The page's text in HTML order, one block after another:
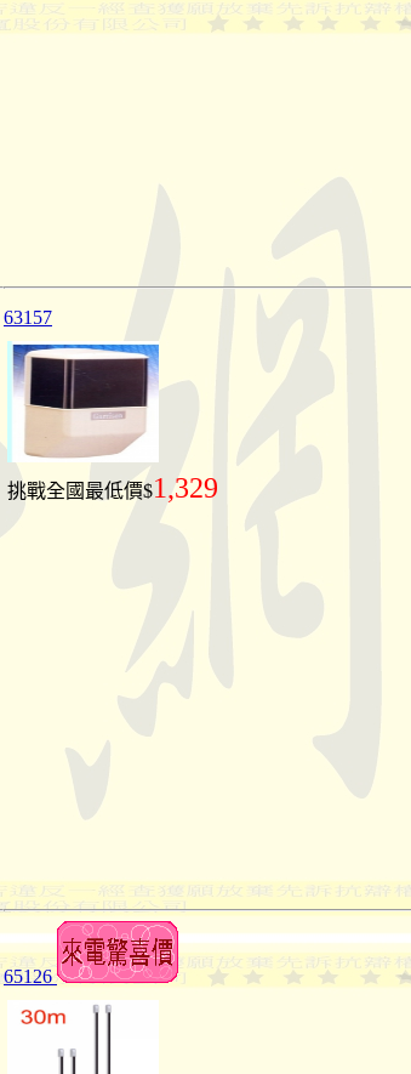
63157
挑戰全國最低價$1,329
65126